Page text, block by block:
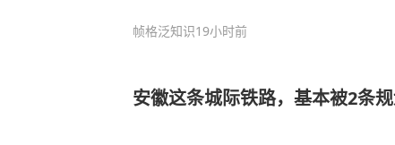
帧格泛知识19小时前
安徽这条城际铁路，基本被2条规